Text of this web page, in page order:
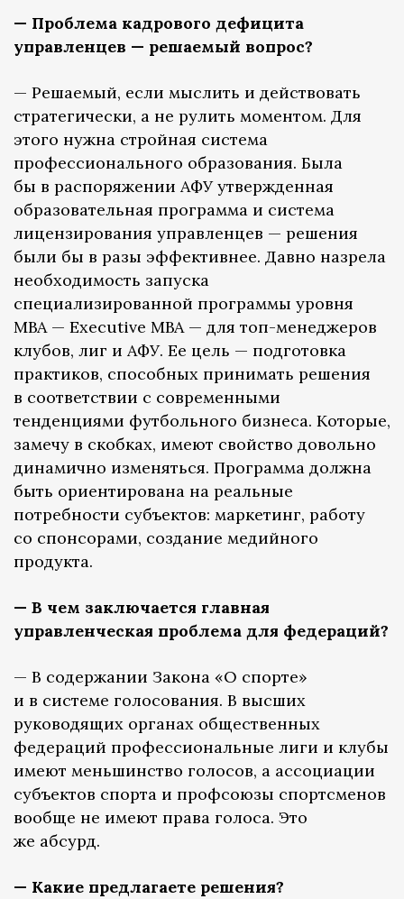
— Проблема кадрового дефицита
управленцев — решаемый вопрос?
— Решаемый, если мыслить и действовать
стратегически, а не рулить моментом. Для
этого нужна стройная система
профессионального образования. Была
бы в распоряжении АФУ утвержденная
образовательная программа и система
лицензирования управленцев — решения
были бы в разы эффективнее. Давно назрела
необходимость запуска
специализированной программы уровня
MBA — Executive MBA — для топ-менеджеров
клубов, лиг и АФУ. Ее цель — подготовка
практиков, способных принимать решения
в соответствии с современными
тенденциями футбольного бизнеса. Которые,
замечу в скобках, имеют свойство довольно
динамично изменяться. Программа должна
быть ориентирована на реальные
потребности субъектов: маркетинг, работу
со спонсорами, создание медийного
продукта.
— В чем заключается главная
управленческая проблема для федераций?
— В содержании Закона «О спорте»
и в системе голосования. В высших
руководящих органах общественных
федераций профессиональные лиги и клубы
имеют меньшинство голосов, а ассоциации
субъектов спорта и профсоюзы спортсменов
вообще не имеют права голоса. Это
же абсурд.
— Какие предлагаете решения?